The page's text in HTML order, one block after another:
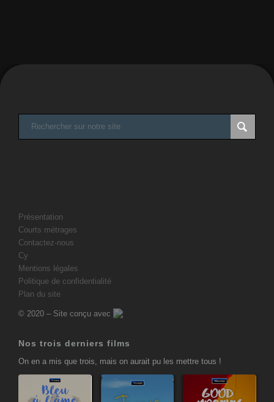
Présentation
Courts métrages
Contactez-nous
Cy
Mentions légales
Politique de confidentialité
Plan du site
© 2020 – Site conçu avec
Nos trois derniers films
On en a mis que trois, mais on aurait pu les mettre tous !